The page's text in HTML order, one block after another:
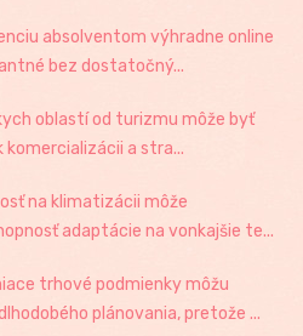
absolventom výhradne online
bez dostatočný...
oblastí od turizmu môže byť
a stra...
na klimatizácii môže
adaptácie na vonkajšie te...
trhové podmienky môžu
plánovania, pretože ...